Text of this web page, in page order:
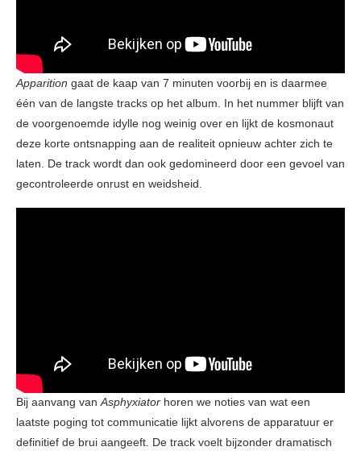
Apparition gaat de kaap van 7 minuten voorbij en is daarmee
één van de langste tracks op het album. In het nummer blijft van
de voorgenoemde idylle nog weinig over en lijkt de kosmonaut
deze korte ontsnapping aan de realiteit opnieuw achter zich te
laten. De track wordt dan ook gedomineerd door een gevoel van
gecontroleerde onrust en weidsheid.
Bij aanvang vanAsphyxiator horen we noties van wat een
laatste poging tot communicatie lijkt alvorens de apparatuur er
definitief de brui aangeeft. De track voelt bijzonder dramatisch